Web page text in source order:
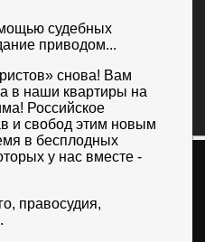
судебных
приводом...
снова! Вам
в наши квартиры на
Российское
и свобод этим новым
в бесплодных
у нас вместе -
правосудия,